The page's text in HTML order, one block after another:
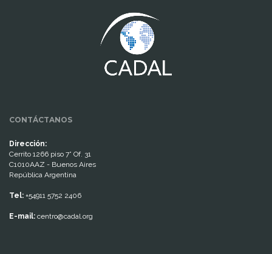
CONTÁCTANOS
Dirección:
Cerrito 1266 piso 7° Of. 31
C1010AAZ - Buenos Aires
República Argentina
Tel: +54911 5752 2406
E-mail: centro@cadal.org